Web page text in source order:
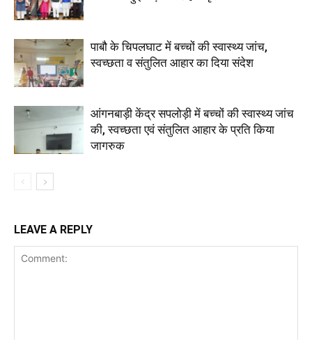
पाबौ के चिपलघाट में बच्चों की स्वास्थ्य जांच,
स्वच्छता व संतुलित आहार का दिया संदेश
आंगनबाड़ी केंद्र सपलोड़ी में बच्चों की स्वास्थ्य जांच
की, स्वच्छता एवं संतुलित आहार के प्रति किया
जागरुक
LEAVE A REPLY